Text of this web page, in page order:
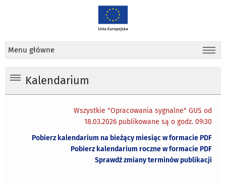
Menu główne
Kalendarium
Wszystkie "Opracowania sygnalne" GUS od
18.03.2026 publikowane są o godz. 09:30
Pobierz kalendarium na bieżący miesiąc w formacie PDF
Pobierz kalendarium roczne w formacie PDF
Sprawdź zmiany terminów publikacji